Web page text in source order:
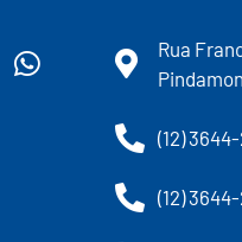
Rua
(12)
(12)